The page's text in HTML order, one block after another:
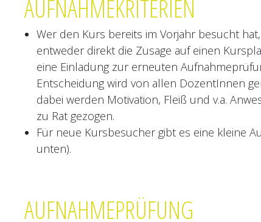
AUFNAHMEKRITERIEN
Wer den Kurs bereits im Vorjahr besucht
entweder direkt die Zusage auf einen
eine Einladung zur erneuten
Entscheidung wird von allen DozentInnen
dabei werden Motivation, Fleiß und v.a.
zu Rat gezogen.
Für neue Kursbesucher gibt es eine kleine
unten).
AUFNAHMEPRÜFUNG
Dozentin für Schauspiel
gegründete
Doris Warasin ist als
Mission unterwegs. Im
Bühnen Bozen.